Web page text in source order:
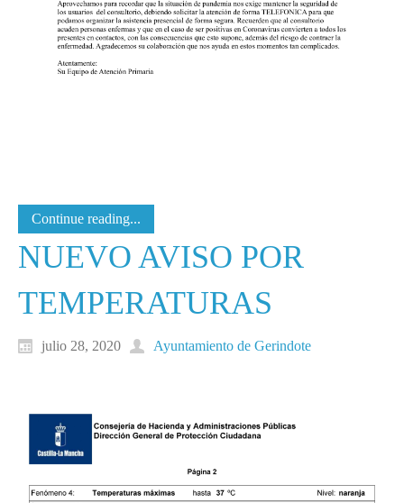
Continue reading...
NUEVO AVISO POR
TEMPERATURAS
julio 28, 2020 Ayuntamiento de Gerindote